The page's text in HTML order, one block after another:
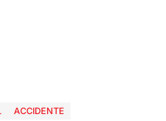
ACCIDENTE